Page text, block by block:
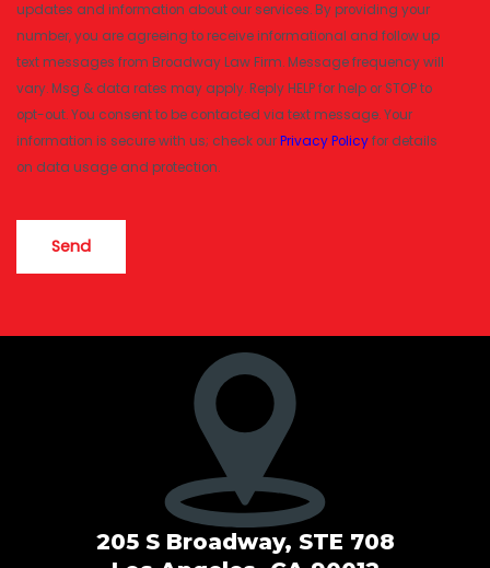
updates and information about our services. By providing your
number, you are agreeing to receive informational and follow up
text messages from Broadway Law Firm. Message frequency will
vary. Msg & data rates may apply. Reply HELP for help or STOP to
opt-out. You consent to be contacted via text message. Your
information is secure with us; check ourPrivacy Policyfor details
on data usage and protection.
205 S Broadway, STE 708